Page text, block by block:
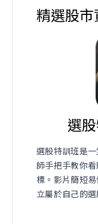
精選股
選
選股特訓班是
師手把手教你
標。影片簡短
立屬於自己的